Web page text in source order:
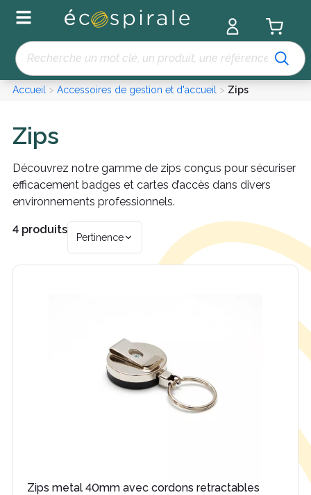
Recherche
Accueil > Accessoires de gestion et d'accueil > Zips
Zips
Découvrez notre gamme de zips conçus pour sécuriser
efficacement badges et cartes d’accès dans divers
environnements professionnels.
4 produits
Pertinence
Zips metal 40mm avec cordons retractables
Panneau de gestion des cookies